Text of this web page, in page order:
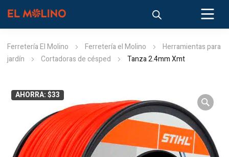
Ferretería El Molino Ferretería el Molino
Herramientas para
jardín
Cortadoras de césped Tanza 2.4mm Xmt
AHORRA: $33